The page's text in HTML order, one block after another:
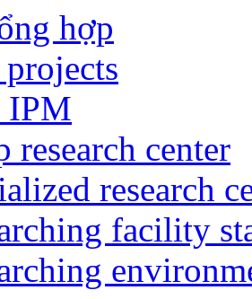
hợp
IPM
research center
research
facility